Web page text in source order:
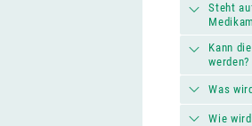
Steht
Kann
werden?
Was
Wie